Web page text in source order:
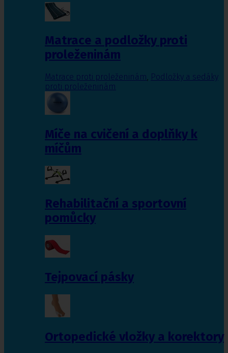
Matrace a podložky proti
proleženinám
Matrace proti proleženinám, Podložky a sedáky
proti proleženinám
Míče na cvičení a doplňky k
míčům
Rehabilitační a sportovní
pomůcky
Tejpovací pásky
Ortopedické vložky a korektory